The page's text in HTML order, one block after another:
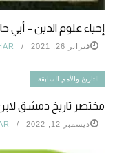
إحياء علوم الدين – أبي
فبراير 26, 2021
التاريخ والأمم السابقة
مختصر تاريخ دمشق
ديسمبر 12, 2022